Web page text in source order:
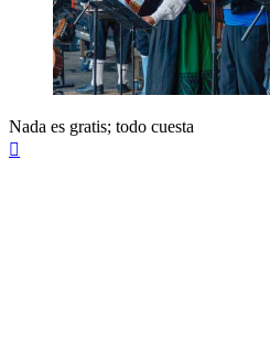
Nada es gratis; todo cuesta